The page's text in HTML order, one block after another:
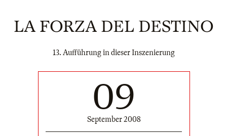
LA FORZA DEL DESTINO
13. Aufführung in dieser Inszenierung
09
September 2008